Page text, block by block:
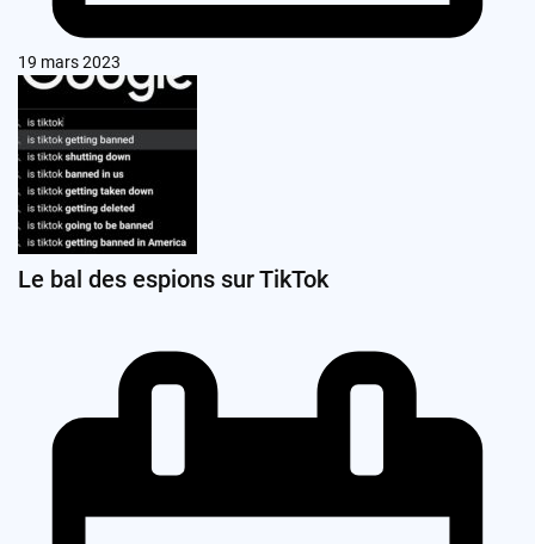
19 mars 2023
Le bal des espions sur TikTok